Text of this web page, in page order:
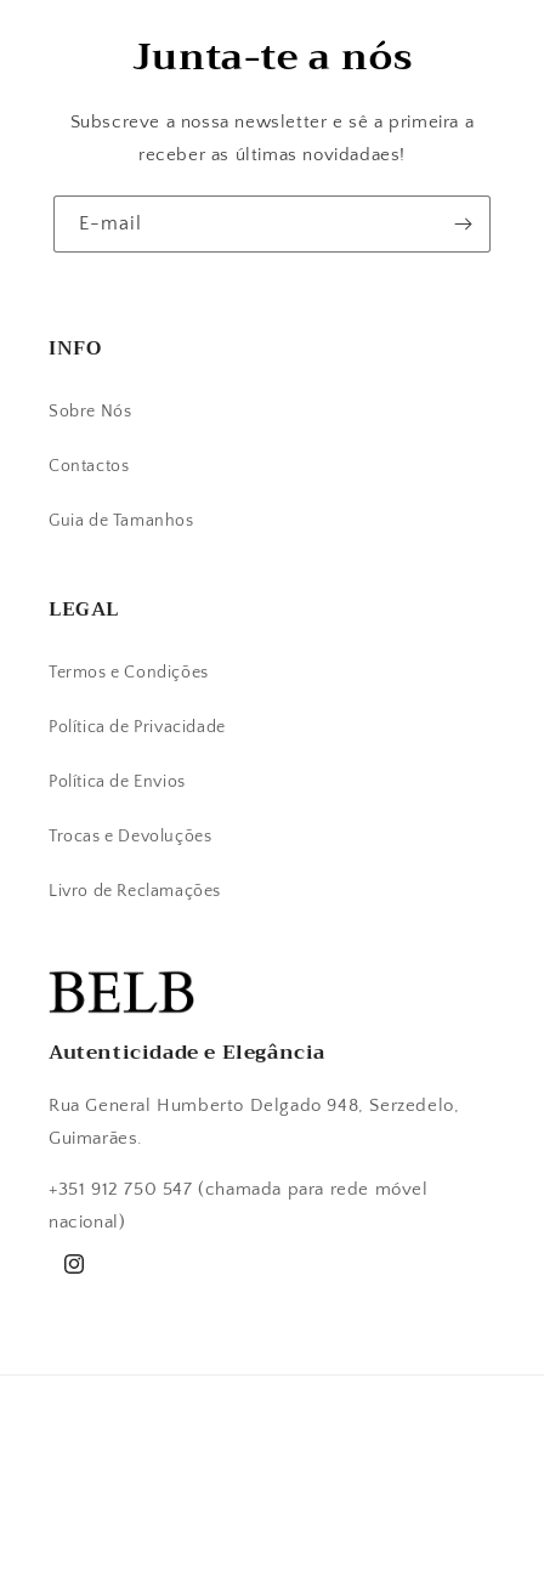
Junta-te a nós
Subscreve a nossa newsletter e sê a primeira a
receber as últimas novidadaes!
E-mail
INFO
Sobre Nós
Contactos
Guia de Tamanhos
LEGAL
Termos e Condições
Política de Privacidade
Política de Envios
Trocas e Devoluções
Livro de Reclamações
Autenticidade e Elegância
Rua General Humberto Delgado 948, Serzedelo,
Guimarães.
+351 912 750 547 (chamada para rede móvel
nacional)
Instagram